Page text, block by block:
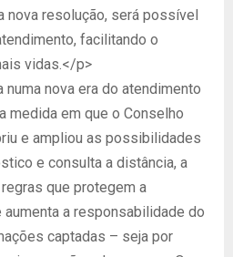
nova resolução, será possível
facilitando o
vidas.</p>
numa nova era do atendimento
medida em que o Conselho
e ampliou as possibilidades
e consulta a distância, a
que protegem a
a responsabilidade do
captadas – seja por